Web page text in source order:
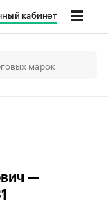
кабинет
—